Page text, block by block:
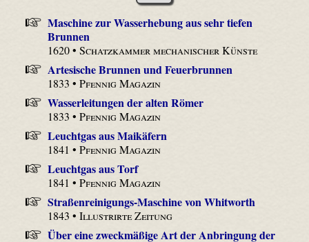
Maschine zur Wasserhebung aus sehr tiefen
Brunnen
1620 •Schatzkammer mechanischer Künste
Artesische Brunnen und Feuerbrunnen
1833 •Pfennig Magazin
Wasserleitungen der alten Römer
1833 •Pfennig Magazin
Leuchtgas aus Maikäfern
1841 •Pfennig Magazin
Leuchtgas aus Torf
1841 •Pfennig Magazin
Straßenreinigungs-Maschine von Whitworth
1843 •Illustrirte Zeitung
Über eine zweckmäßige Art der Anbringung der